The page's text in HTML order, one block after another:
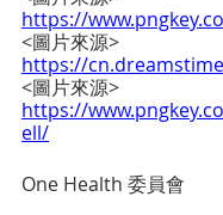
https://
<圖片來源>
https://
<圖片來源>
https://
ell/
One Health 委員會